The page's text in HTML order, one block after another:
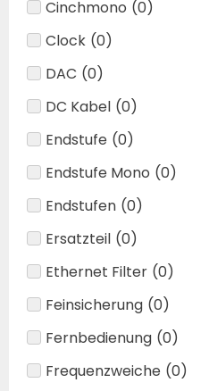
Cinchmono (0)
Clock (0)
DAC (0)
DC Kabel (0)
Endstufe (0)
Endstufe Mono (0)
Endstufen (0)
Ersatzteil (0)
Ethernet Filter (0)
Feinsicherung (0)
Fernbedienung (0)
Frequenzweiche (0)